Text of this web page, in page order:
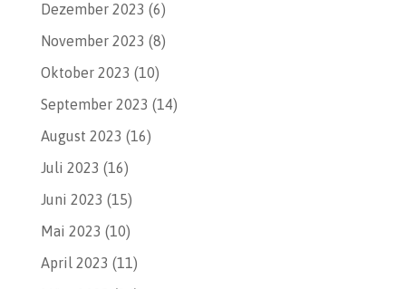
Dezember 2023 (6)
November 2023 (8)
Oktober 2023 (10)
September 2023 (14)
August 2023 (16)
Juli 2023 (16)
Juni 2023 (15)
Mai 2023 (10)
April 2023 (11)